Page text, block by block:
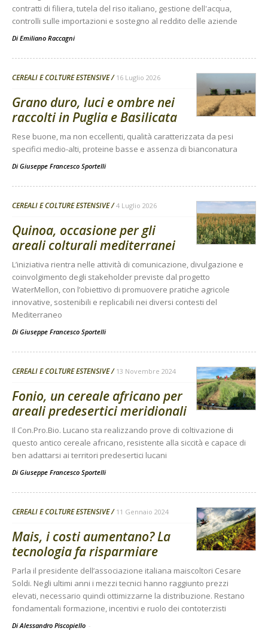
contratti di filiera, tutela del riso italiano, gestione dell'acqua,
controlli sulle importazioni e sostegno al reddito delle aziende
Di Emiliano Raccagni
CEREALI E COLTURE ESTENSIVE 16 Luglio 2026
Grano duro, luci e ombre nei
raccolti in Puglia e Basilicata
Rese buone, ma non eccellenti, qualità caratterizzata da pesi
specifici medio-alti, proteine basse e assenza di bianconatura
Di Giuseppe Francesco Sportelli
CEREALI E COLTURE ESTENSIVE 4 Luglio 2026
Quinoa, occasione per gli
areali colturali mediterranei
L’iniziativa rientra nelle attività di comunicazione, divulgazione e
coinvolgimento degli stakeholder previste dal progetto
WaterMellon, con l’obiettivo di promuovere pratiche agricole
innovative, sostenibili e replicabili nei diversi contesti del
Mediterraneo
Di Giuseppe Francesco Sportelli
CEREALI E COLTURE ESTENSIVE 13 Novembre 2024
Fonio, un cereale africano per
areali predesertici meridionali
Il Con.Pro.Bio. Lucano sta realizzando prove di coltivazione di
questo antico cereale africano, resistente alla siccità e capace di
ben adattarsi ai territori predesertici lucani
Di Giuseppe Francesco Sportelli
CEREALI E COLTURE ESTENSIVE 11 Gennaio 2024
Mais, i costi aumentano? La
tecnologia fa risparmiare
Parla il presidente dell’associazione italiana maiscoltori Cesare
Soldi. Negli ultimi anni i mezzi tecnici hanno raggiunto prezzi
elevati, necessario quindi ottimizzarne la distribuzione. Restano
fondamentali formazione, incentivi e ruolo dei contoterzisti
Di Alessandro Piscopiello -